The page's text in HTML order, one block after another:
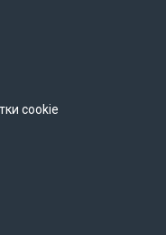
cookie